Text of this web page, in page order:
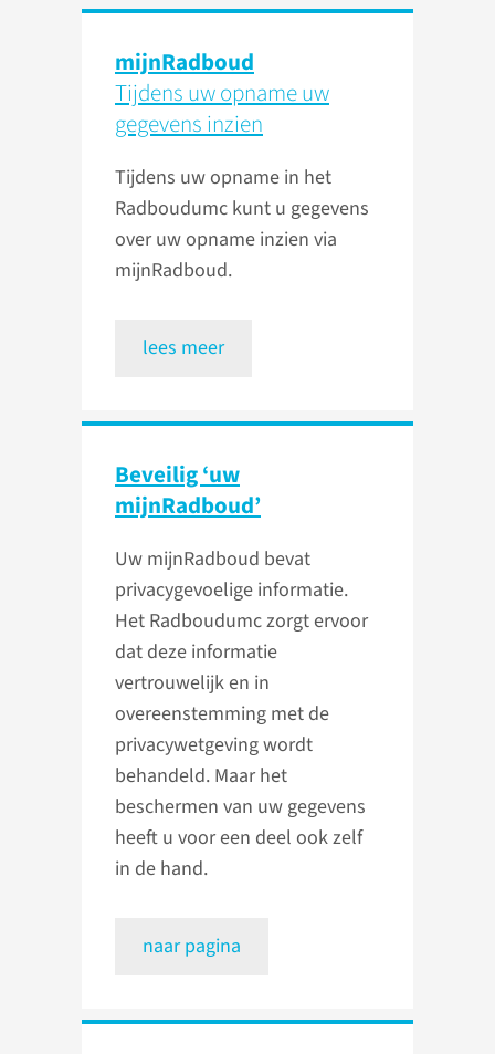
mijnRadboud
Tijdens uw opname uw
gegevens inzien
Tijdens uw opname in het
Radboudumc kunt u gegevens
over uw opname inzien via
mijnRadboud.
lees meer
Beveilig ‘uw
mijnRadboud’
Uw mijnRadboud bevat
privacygevoelige informatie.
Het Radboudumc zorgt ervoor
dat deze informatie
vertrouwelijk en in
overeenstemming met de
privacywetgeving wordt
behandeld. Maar het
beschermen van uw gegevens
heeft u voor een deel ook zelf
in de hand.
naar pagina